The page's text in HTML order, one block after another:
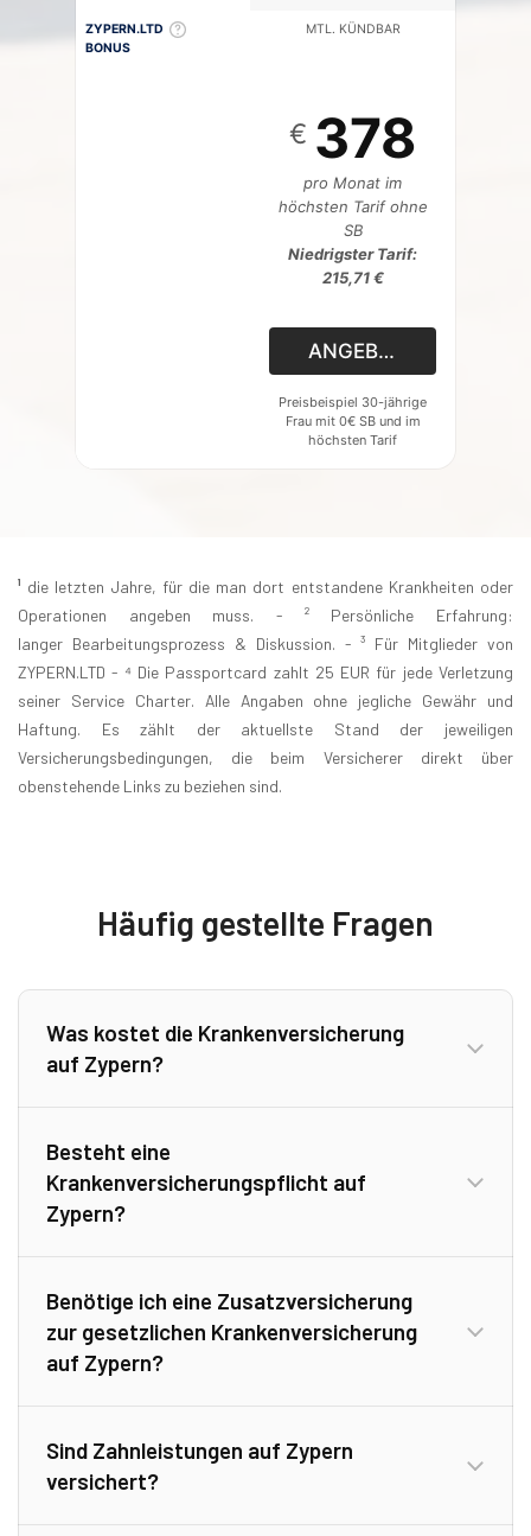
ZYPERN.LTD
BONUS
MTL. KÜNDBAR
€ 378
pro Monat im
höchsten Tarif ohne
SB
Niedrigster Tarif:
215,71 €
ANGEBOT
Preisbeispiel 30-jährige
Frau mit 0€ SB und im
höchsten Tarif
¹ die letzten Jahre, für die man dort entstandene Krankheiten oder
Operationen angeben muss. - ² Persönliche Erfahrung:
langer Bearbeitungsprozess & Diskussion. - ³ Für Mitglieder von
ZYPERN.LTD - ⁴ Die Passportcard zahlt 25 EUR für jede Verletzung
seiner Service Charter. Alle Angaben ohne jegliche Gewähr und
Haftung. Es zählt der aktuellste Stand der jeweiligen
Versicherungsbedingungen, die beim Versicherer direkt über
obenstehende Links zu beziehen sind.
Häufig gestellte Fragen
Was kostet die Krankenversicherung
auf Zypern?
Besteht eine
Krankenversicherungspflicht auf
Zypern?
Benötige ich eine Zusatzversicherung
zur gesetzlichen Krankenversicherung
auf Zypern?
Sind Zahnleistungen auf Zypern
versichert?